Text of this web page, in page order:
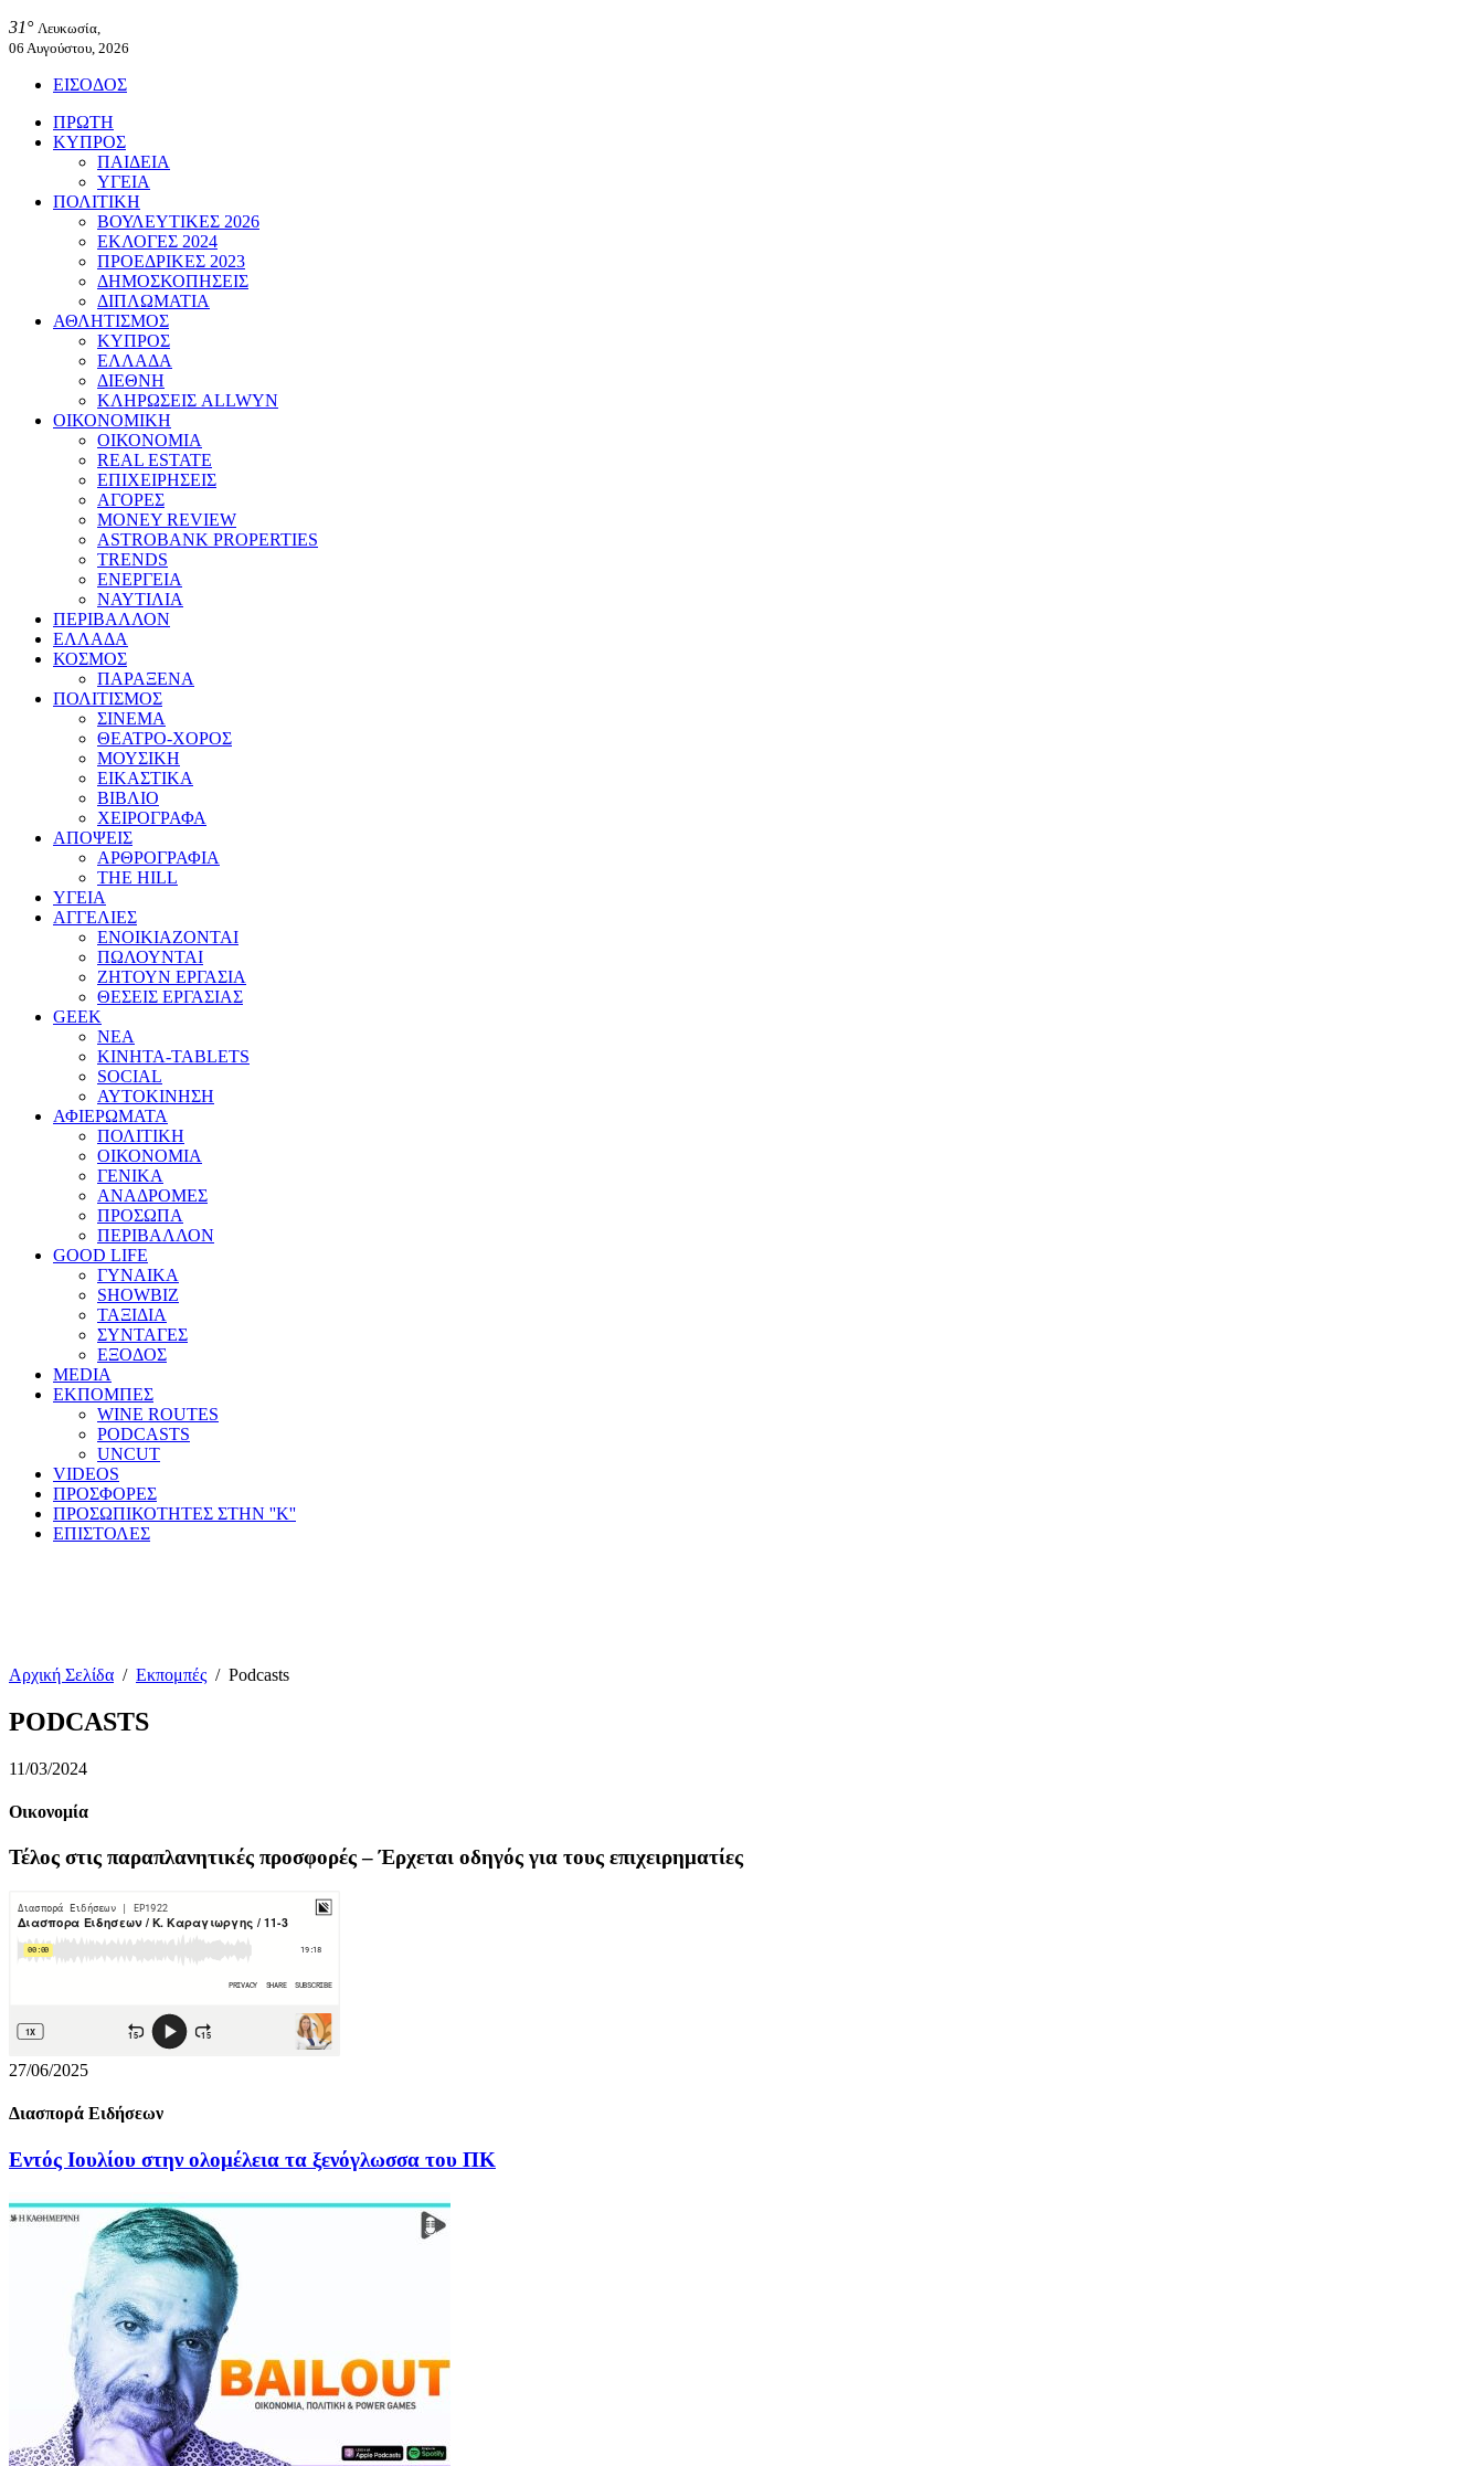
31° Λευκωσία,
06 Αυγούστου, 2026
ΕΙΣΟΔΟΣ
ΠΡΩΤΗ
ΚΥΠΡΟΣ
ΠΑΙΔΕΙΑ
ΥΓΕΙΑ
ΠΟΛΙΤΙΚΗ
ΒΟΥΛΕΥΤΙΚΕΣ 2026
ΕΚΛΟΓΕΣ 2024
ΠΡΟΕΔΡΙΚΕΣ 2023
ΔΗΜΟΣΚΟΠΗΣΕΙΣ
ΔΙΠΛΩΜΑΤΙΑ
ΑΘΛΗΤΙΣΜΟΣ
ΚΥΠΡΟΣ
ΕΛΛΑΔΑ
ΔΙΕΘΝΗ
ΚΛΗΡΩΣΕΙΣ ALLWYN
ΟΙΚΟΝΟΜΙΚΗ
ΟΙΚΟΝΟΜΙΑ
REAL ESTATE
ΕΠΙΧΕΙΡΗΣΕΙΣ
ΑΓΟΡΕΣ
MONEY REVIEW
ASTROBANK PROPERTIES
TRENDS
ΕΝΕΡΓΕΙΑ
ΝΑΥΤΙΛΙΑ
ΠΕΡΙΒΑΛΛΟΝ
ΕΛΛΑΔΑ
ΚΟΣΜΟΣ
ΠΑΡΑΞΕΝΑ
ΠΟΛΙΤΙΣΜΟΣ
ΣΙΝΕΜΑ
ΘΕΑΤΡΟ-ΧΟΡΟΣ
ΜΟΥΣΙΚΗ
ΕΙΚΑΣΤΙΚΑ
ΒΙΒΛΙΟ
ΧΕΙΡΟΓΡΑΦΑ
ΑΠΟΨΕΙΣ
ΑΡΘΡΟΓΡΑΦΙΑ
THE HILL
ΥΓΕΙΑ
ΑΓΓΕΛΙΕΣ
ΕΝΟΙΚΙΑΖΟΝΤΑΙ
ΠΩΛΟΥΝΤΑΙ
ΖΗΤΟΥΝ ΕΡΓΑΣΙΑ
ΘΕΣΕΙΣ ΕΡΓΑΣΙΑΣ
GEEK
ΝΕΑ
ΚΙΝΗΤΑ-TABLETS
SOCIAL
ΑΥΤΟΚΙΝΗΣΗ
ΑΦΙΕΡΩΜΑΤΑ
ΠΟΛΙΤΙΚΗ
ΟΙΚΟΝΟΜΙΑ
ΓΕΝΙΚΑ
ΑΝΑΔΡΟΜΕΣ
ΠΡΟΣΩΠΑ
ΠΕΡΙΒΑΛΛΟΝ
GOOD LIFE
ΓΥΝΑΙΚΑ
SHOWBIZ
ΤΑΞΙΔΙΑ
ΣΥΝΤΑΓΕΣ
ΕΞΟΔΟΣ
MEDIA
ΕΚΠΟΜΠΕΣ
WINE ROUTES
PODCASTS
UNCUT
VIDEOS
ΠΡΟΣΦΟΡΕΣ
ΠΡΟΣΩΠΙΚΟΤΗΤΕΣ ΣΤΗΝ ''Κ''
ΕΠΙΣΤΟΛΕΣ
Αρχική Σελίδα / Εκπομπές / Podcasts
PODCASTS
11/03/2024
Οικονομία
Τέλος στις παραπλανητικές προσφορές – Έρχεται οδηγός για τους επιχειρηματίες
27/06/2025
Διασπορά Ειδήσεων
Εντός Ιουλίου στην ολομέλεια τα ξενόγλωσσα του ΠΚ